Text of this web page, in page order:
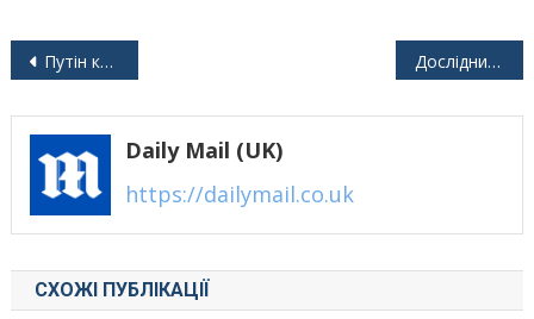
Навігація
Путін критикує США і Білла Клінтона за обман Росії щодо членства в НАТО Дослідники попереджають про «руйнівну критичну точку» течій в Атлантиці
Daily Mail (UK)
https://dailymail.co.uk
СХОЖІ ПУБЛІКАЦІЇ